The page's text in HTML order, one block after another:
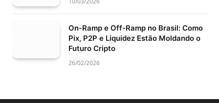
On-Ramp e Off-Ramp no Brasil: Como
Pix, P2P e Liquidez Estão Moldando o
Futuro Cripto
26/02/2026